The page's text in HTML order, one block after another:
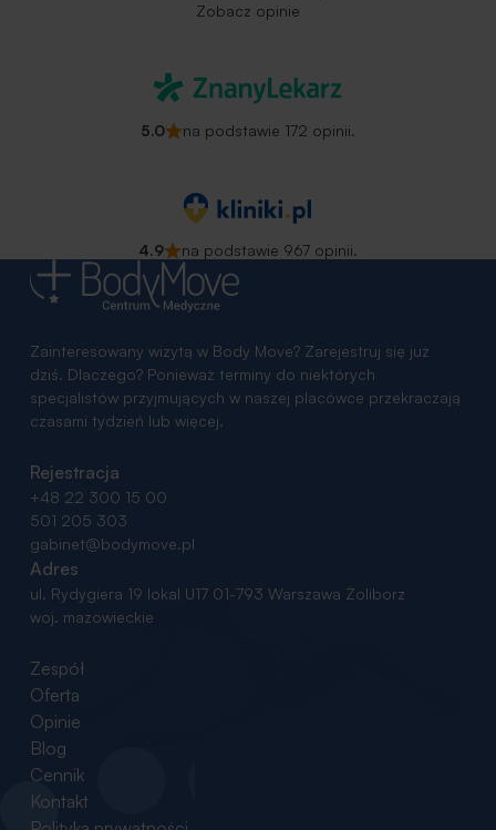
Zobacz opinie
5.0 na podstawie 172 opinii.
4.9 na podstawie 967 opinii.
Zainteresowany wizytą w Body Move? Zarejestruj się już
dziś. Dlaczego? Ponieważ terminy do niektórych
specjalistów przyjmujących w naszej placówce przekraczają
czasami tydzień lub więcej.
Rejestracja
+48 22 300 15 00
501 205 303
gabinet@bodymove.pl
Adres
ul. Rydygiera 19 lokal U17 01-793 Warszawa Żoliborz
woj. mazowieckie
Zespół
Oferta
Opinie
Blog
Cennik
Kontakt